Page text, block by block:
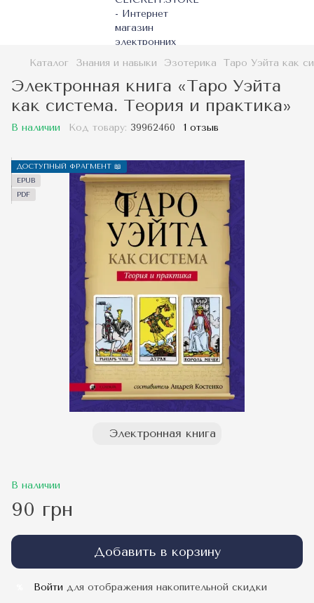
Каталог Знания и навыки Эзотерика Таро Уэйта как
Электронная книга «Таро Уэйта
как система. Теория и практика»
В наличии Код товару: 39962460 1 отзыв
ДОСТУПНЫЙ ФРАГМЕНТ 📖
EPUB
PDF
Электронная книга
В наличии
90 грн
Добавить в корзину
Войти для отображения накопительной скидки